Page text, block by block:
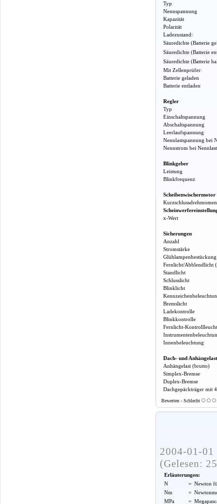
Typ
Nennspannung
Kapazität
Polarität
Ladezustand:
Säuredichte (Batterie
Säuredichte (Batterie
Säuredichte (Batterie
Mit Zellenprüfer:
Batterie geladen
Batterie entladen
Regler
Typ
Einschaltspannung
Abschaltspannung
Leerlaufspannung
Nennlastspannung bei
Nennstrom bei
Blinkgeber
Leistung
Blinkfrequenz
Scheibenwischermotor
x-Wert
Sicherungen
Anzahl
Stromstärke
Fernlicht/Abblendlicht
Standlicht
Schlusslicht
Blinklicht
Bremslicht
Ladekontrolle
Blinkkontrolle
Fernlicht-
Innenbeleuchtung
Dach- und Anhängelast
Anhängelast (brutto)
Simplex-Bremse
Duplex-Bremse
Dachgepäckträger mit
Bewerten - Schlecht
2004-01-
(Gelesen:
Erläuterungen:
N
= Newton
Nm
=
MPa
=